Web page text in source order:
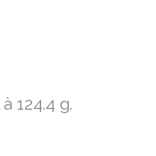
124.4 g.